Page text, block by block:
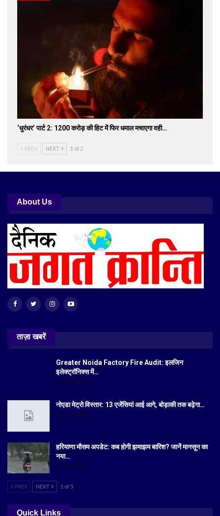
‘धुरंधर’ पार्ट 2: 1200 करोड़ की हिट में फिर धमाल मचाएगा वही…
PREV NEXT 1 of 2
About Us
ताज़ा खबरें
Greater Noida Factory Fire Audit: इलजिन
इलेक्ट्रॉनिक्स में…
Aug 6, 2026
नोएडा मेट्रो विस्तार: 13 एजेंसियां आई आगे, बोड़ाकी तक बढ़ेगा…
Jul 19, 2026
हरियाणा मौसम अपडेट: कब होगी झमाझम बारिश? जानें मानसून का
नया…
Jul 18, 2026
PREV NEXT 1 of 5
Quick Links